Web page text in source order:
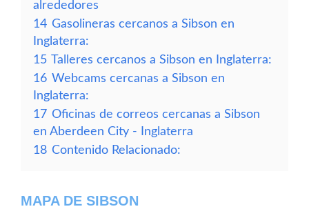
alrededores
14 Gasolineras cercanos a Sibson en
Inglaterra:
15 Talleres cercanos a Sibson en Inglaterra:
16 Webcams cercanas a Sibson en
Inglaterra:
17 Oficinas de correos cercanas a Sibson
en Aberdeen City - Inglaterra
18 Contenido Relacionado:
MAPA DE SIBSON